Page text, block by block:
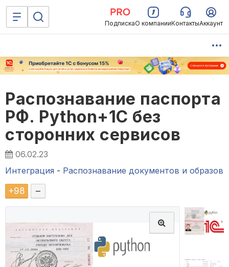
ПодпискаО компанииКонтактыАккаунт
Распознавание паспорта
РФ. Python+1С без
сторонних сервисов
06.02.23
Интеграция - Распознавание документов и образов
+98 –